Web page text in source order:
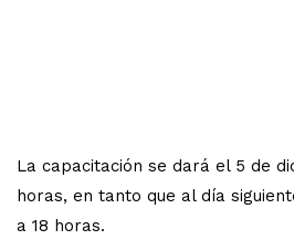
La capacitación se dará el 5 de
horas, en tanto que al día
a 18 horas.